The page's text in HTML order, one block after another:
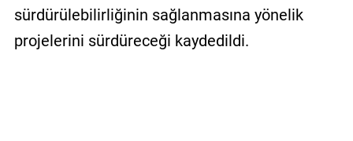
sürdürülebilirliğinin sağlanmasına yönelik
projelerini sürdüreceği kaydedildi.